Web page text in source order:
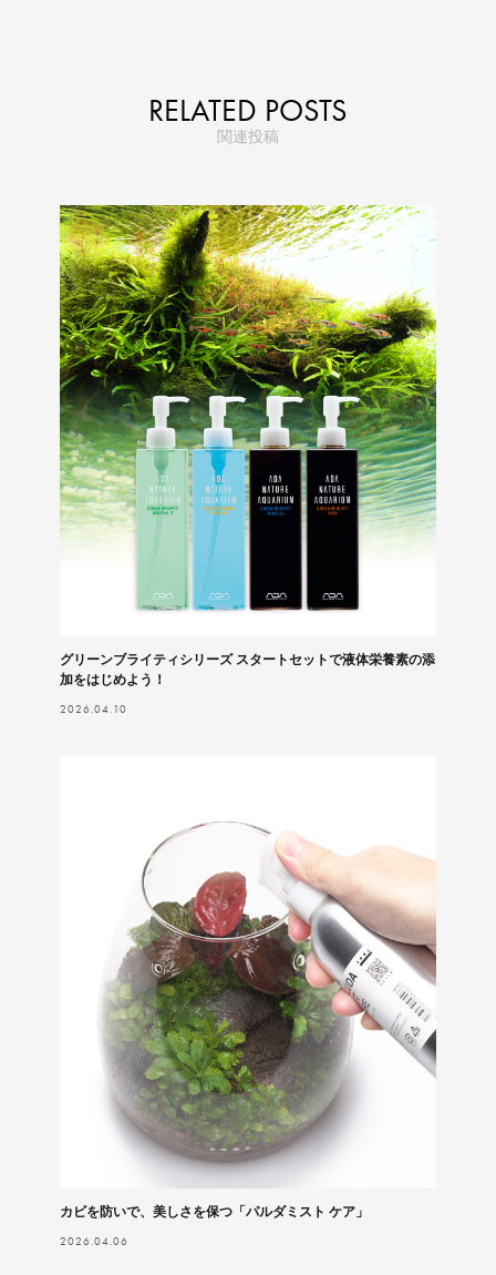
RELATED POSTS
関連投稿
グリーンブライティシリーズ スタートセットで液体栄養素の添
加をはじめよう！
2026.04.10
カビを防いで、美しさを保つ「パルダミスト ケア」
2026.04.06